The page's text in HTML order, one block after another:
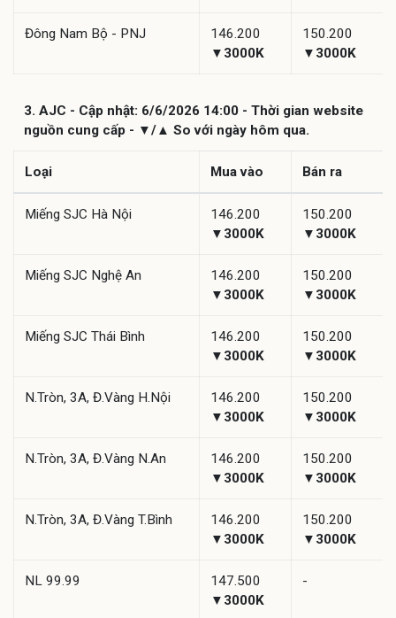
Đông Nam Bộ - PNJ
146.200
▼3000K
150.200
▼3000K
3. AJC - Cập nhật: 6/6/2026 14:00 - Thời gian website
nguồn cung cấp - ▼/▲ So với ngày hôm qua.
Loại Mua vào Bán ra
Miếng SJC Hà Nội
146.200
▼3000K
150.200
▼3000K
Miếng SJC Nghệ An
146.200
▼3000K
150.200
▼3000K
Miếng SJC Thái Bình
146.200
▼3000K
150.200
▼3000K
N.Tròn, 3A, Đ.Vàng H.Nội
146.200
▼3000K
150.200
▼3000K
N.Tròn, 3A, Đ.Vàng N.An
146.200
▼3000K
150.200
▼3000K
N.Tròn, 3A, Đ.Vàng T.Bình
146.200
▼3000K
150.200
▼3000K
NL 99.99
147.500
▼3000K
-